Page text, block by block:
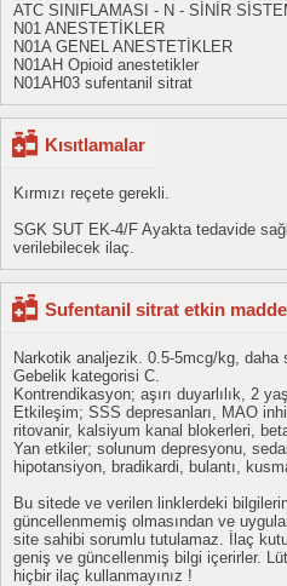
ATC SINIFLAMASI - N - SİNİR
N01 ANESTETİKLER
N01A GENEL ANESTETİKLER
N01AH Opioid anestetikler
N01AH03 sufentanil sitrat
Kısıtlamalar
Kırmızı reçete gerekli.
SGK SUT EK-4/F Ayakta tedavide
verilebilecek ilaç.
Sufentanil sitrat etkin
Narkotik analjezik. 0.5-5mcg/kg, daha
Gebelik kategorisi C.
Kontrendikasyon; aşırı duyarlılık, 2
Etkileşim; SSS depresanları, MAO
ritovanir, kalsiyum kanal blokerleri,
Yan etkiler; solunum depresyonu,
hipotansiyon, bradikardi, bulantı,
Bu sitede ve verilen linklerdeki
güncellenmemiş olmasından ve
site sahibi sorumlu tutulamaz. İlaç
geniş ve güncellenmiş bilgi içerirler.
hiçbir ilaç kullanmayınız !